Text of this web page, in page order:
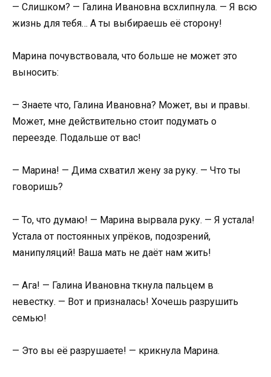
— Слишком? — Галина Ивановна всхлипнула. — Я всю
жизнь для тебя… А ты выбираешь её сторону!
Марина почувствовала, что больше не может это
выносить:
— Знаете что, Галина Ивановна? Может, вы и правы.
Может, мне действительно стоит подумать о
переезде. Подальше от вас!
— Марина! — Дима схватил жену за руку. — Что ты
говоришь?
— То, что думаю! — Марина вырвала руку. — Я устала!
Устала от постоянных упрёков, подозрений,
манипуляций! Ваша мать не даёт нам жить!
— Ага! — Галина Ивановна ткнула пальцем в
невестку. — Вот и призналась! Хочешь разрушить
семью!
— Это вы её разрушаете! — крикнула Марина.